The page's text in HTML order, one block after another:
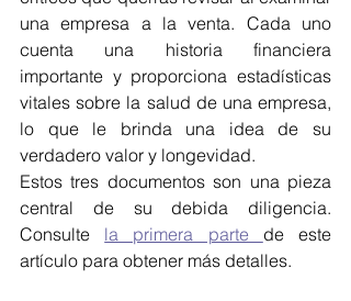
una empresa a la venta. Cada uno
cuenta una historia financiera
importante y proporciona estadísticas
vitales sobre la salud de una empresa,
lo que le brinda una idea de su
verdadero valor y longevidad.
Estos tres documentos son una pieza
central de su debida diligencia.
Consulte la primera parte de este
artículo para obtener más detalles.